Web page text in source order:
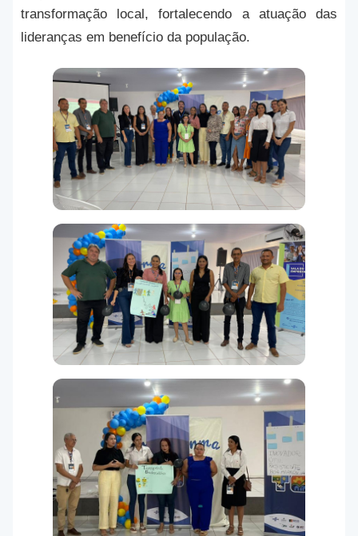
transformação local, fortalecendo a atuação das
lideranças em benefício da população.